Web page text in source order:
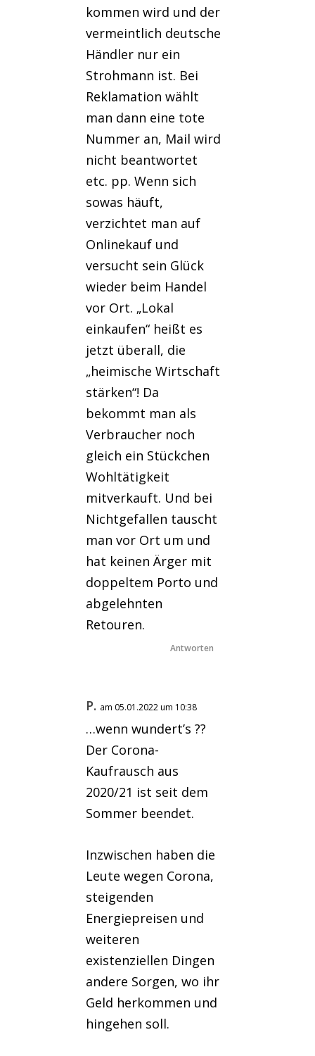
kommen wird und der
vermeintlich deutsche
Händler nur ein
Strohmann ist. Bei
Reklamation wählt
man dann eine tote
Nummer an, Mail wird
nicht beantwortet
etc. pp. Wenn sich
sowas häuft,
verzichtet man auf
Onlinekauf und
versucht sein Glück
wieder beim Handel
vor Ort. „Lokal
einkaufen“ heißt es
jetzt überall, die
„heimische Wirtschaft
stärken“! Da
bekommt man als
Verbraucher noch
gleich ein Stückchen
Wohltätigkeit
mitverkauft. Und bei
Nichtgefallen tauscht
man vor Ort um und
hat keinen Ärger mit
doppeltem Porto und
abgelehnten
Retouren.
Antworten
P. am 05.01.2022 um 10:38
…wenn wundert’s ??
Der Corona-
Kaufrausch aus
2020/21 ist seit dem
Sommer beendet.
Inzwischen haben die
Leute wegen Corona,
steigenden
Energiepreisen und
weiteren
existenziellen Dingen
andere Sorgen, wo ihr
Geld herkommen und
hingehen soll.